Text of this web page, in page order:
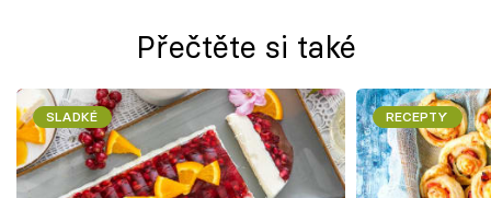
Přečtěte si také
SLADKÉ RECEPTY